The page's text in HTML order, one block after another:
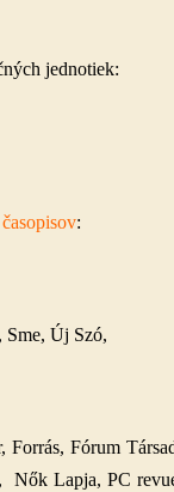
jednotiek:
:
Sme, Új Szó,
Forrás, Fórum
Nők Lapja, PC